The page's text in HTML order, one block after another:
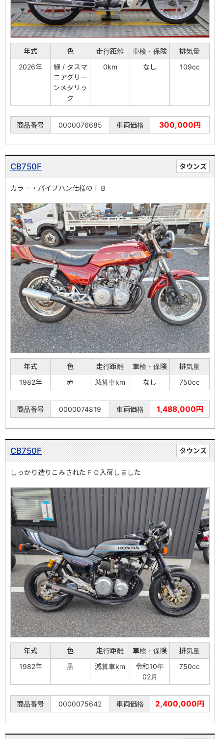
年式 色 走行距離 車検・保険
排気量
2026年
緑 / タスマ
ニアグリー
ンメタリッ
ク
0km なし 109cc
商品番号 0000076685 車両価格 300,000円
タウンズ
CB750F
カラー・パイプハン仕様のＦＢ
年式 色 走行距離 車検・保険
排気量
1982年
赤 減算車km なし 750cc
商品番号 0000074819 車両価格 1,488,000円
タウンズ
CB750F
しっかり造りこみされたＦＣ入荷しました
年式 色 走行距離 車検・保険
排気量
1982年
黒 減算車km
令和10年
02月
750cc
商品番号 0000075642 車両価格 2,400,000円